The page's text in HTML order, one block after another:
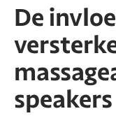
De
speakers